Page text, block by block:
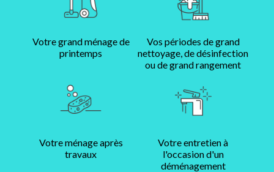
Votre grand ménage de
printemps
Vos périodes de grand
nettoyage, de désinfection
ou de grand rangement
Votre ménage après
travaux
Votre entretien à
l'occasion d'un
déménagement